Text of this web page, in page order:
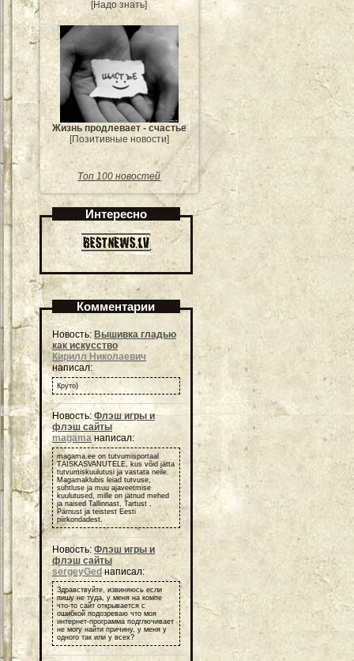
[Надо знать]
Жизнь продлевает - счастье
[Позитивные новости]
Топ 100 новостей
Интересно
Комментарии
Новость: Вышивка гладью
как искусство
Кирилл Николаевич
написал:
Круто)
Новость:Флэш игры и
флэш сайты
magama написал:
magama.ee on tutvumisportaal
TÄISKASVANUTELE, kus võid jätta
tutvumiskuulutusi ja vastata neile.
Magamaklubis leiad tutvuse,
suhtluse ja muu ajaveetmise
kuulutused, mille on jätnud mehed
ja naised Tallinnast, Tartust ,
Pärnust ja teistest Eesti
piirkondadest.
Новость: Флэш игры и
флэш сайты
sergeyGedнаписал:
Здравствуйте, извиняюсь если
пишу не туда, у меня на компе
что-то сайт открывается с
ошибкой подозреваю что моя
интернет-программа подглючивает
не могу найти причину, у меня у
одного так или у всех?